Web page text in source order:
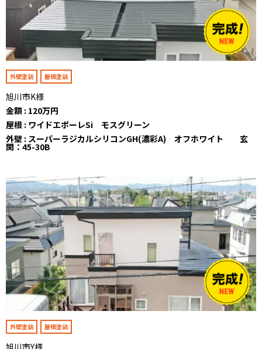
外壁塗装 屋根塗装
旭川市K様
金額 : 120万円
屋根 : ワイドエポーレSi モスグリーン
外壁 : スーパーラジカルシリコンGH(濃彩A) オフホワイト 玄
関：45-30B
外壁塗装 屋根塗装